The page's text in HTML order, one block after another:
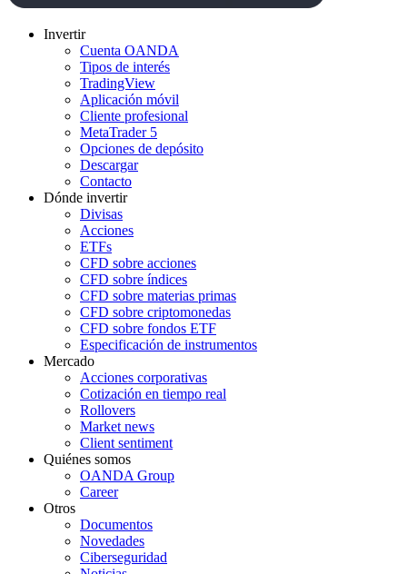
Invertir
Cuenta OANDA
Tipos de interés
TradingView
Aplicación móvil
Cliente profesional
MetaTrader 5
Opciones de depósito
Descargar
Contacto
Dónde invertir
Divisas
Acciones
ETFs
CFD sobre acciones
CFD sobre índices
CFD sobre materias primas
CFD sobre criptomonedas
CFD sobre fondos ETF
Especificación de instrumentos
Mercado
Acciones corporativas
Cotización en tiempo real
Rollovers
Market news
Client sentiment
Quiénes somos
OANDA Group
Career
Otros
Documentos
Novedades
Ciberseguridad